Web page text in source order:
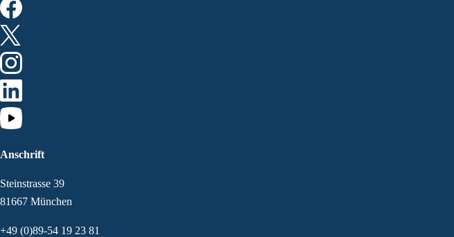
Anschrift
Steinstrasse 39
81667 München
+49 (0)89-54 19 23 81